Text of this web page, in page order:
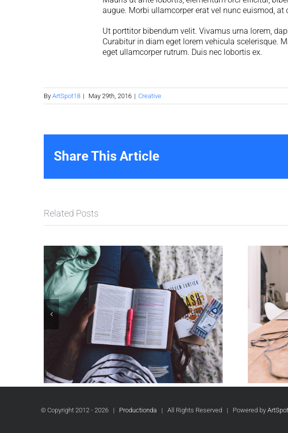
augue. Morbi ullamcorper erat vel nunc euismod,
Ut porttitor bibendum velit. Vivamus urna lorem,
Curabitur in diam eget lorem vehicula scelerisque.
eget ullamcorper rutrum. Duis nec lobortis ex.
By ArtSpot18 | May 29th, 2016 | Creative
Share This Article
Related Posts
© Copyright 2012 -2026 | Productionda | All Rights Reserved | Powered byArtSpot